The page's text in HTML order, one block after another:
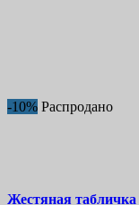
-10% Распродано
Жестяная табличка